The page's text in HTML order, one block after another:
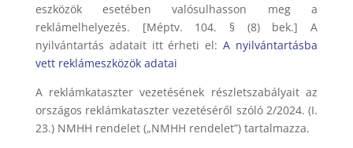
eszközök esetében valósulhasson meg a
reklámelhelyezés. [Méptv. 104. § (8) bek.] A
nyilvántartás adatait itt érheti el:A nyilvántartásba
vett reklámeszközök adatai
A reklámkataszter vezetésének részletszabályait az
országos reklámkataszter vezetéséről szóló 2/2024. (I.
23.) NMHH rendelet („NMHH rendelet”) tartalmazza.